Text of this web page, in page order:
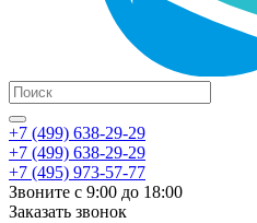
+7 (499) 638-29-29
+7 (499) 638-29-29
+7 (495) 973-57-77
Звоните с 9:00 до 18:00
Заказать звонок